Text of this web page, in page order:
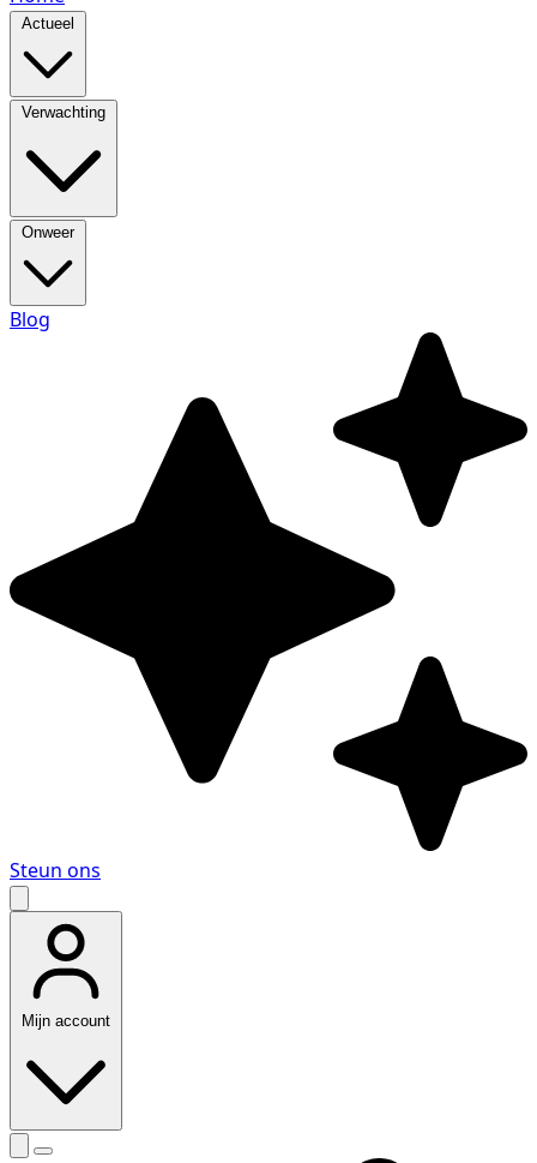
Actueel
Verwachting
Onweer
Blog
Steun ons
Mijn account